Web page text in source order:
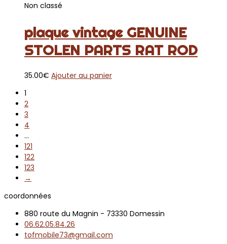
Non classé
plaque vintage GENUINE
STOLEN PARTS RAT ROD
35.00€ Ajouter au panier
1
2
3
4
…
121
122
123
→
coordonnées
880 route du Magnin - 73330 Domessin
06.62.05.84.26
tofmobile73@gmail.com